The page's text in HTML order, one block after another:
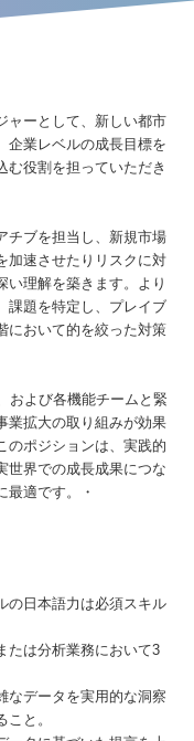
ャーとして、新しい都市
企業レベルの成長目標を
む役割を担っていただき
チブを担当し、新規市場
加速させたりリスクに対
い理解を築きます。より
課題を特定し、プレイブ
において的を絞った対策
および各機能チームと緊
業拡大の取り組みが効果
のポジションは、実践的
世界での成長成果につな
最適です。・
の日本語力は必須スキル
たは分析業務において3
なデータを実用的な洞察
と。